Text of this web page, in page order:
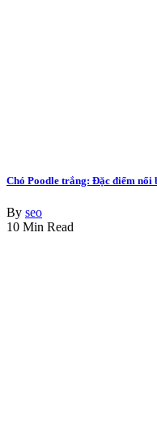
Chó Poodle trắng: Đặc điểm nổi
By seo
10 Min Read